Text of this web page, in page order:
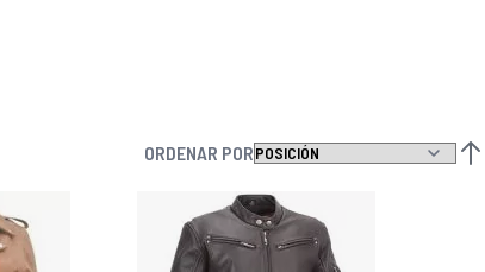
ORDENAR POR